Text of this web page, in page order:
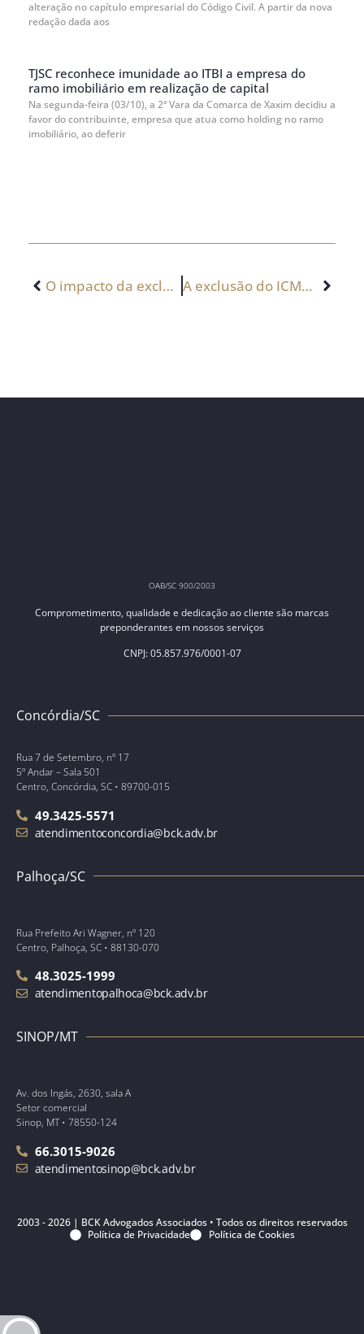
alteração no capítulo empresarial do Código Civil. A partir da nova
redação dada aos
TJSC reconhece imunidade ao ITBI a empresa do
ramo imobiliário em realização de capital
Na segunda-feira (03/10), a 2ª Vara da Comarca de Xaxim decidiu a
favor do contribuinte, empresa que atua como holding no ramo
imobiliário, ao deferir
O impacto da exclusão do ICMS do PIS e Cofins A exclusão do ICMS da base de cálculo do PIS e da COFINS – Julgamento dos embargos e adiada
OAB/SC 900/2003
Comprometimento, qualidade e dedicação ao cliente são marcas
preponderantes em nossos serviços
CNPJ: 05.857.976/0001-07
Concórdia/SC
Rua 7 de Setembro, nº 17
5º Andar – Sala 501
Centro, Concórdia, SC • 89700-015
49.3425-5571
atendimentoconcordia@bck.adv.br
Palhoça/SC
Rua Prefeito Ari Wagner, nº 120
Centro, Palhoça, SC • 88130-070
48.3025-1999
atendimentopalhoca@bck.adv.br
SINOP/MT
Av. dos Ingás, 2630, sala A
Setor comercial
Sinop, MT • 78550-124
66.3015-9026
atendimentosinop@bck.adv.br
2003 - 2026 | BCK Advogados Associados • Todos os direitos reservados
Política de Privacidade
Política de Cookies